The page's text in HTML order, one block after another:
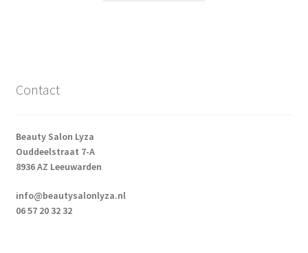
Contact
Beauty Salon Lyza
Ouddeelstraat 7-A
8936 AZ Leeuwarden
info@beautysalonlyza.nl
06 57 20 32 32